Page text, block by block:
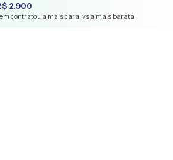
2.900
contratou a mais cara, vs a mais barata